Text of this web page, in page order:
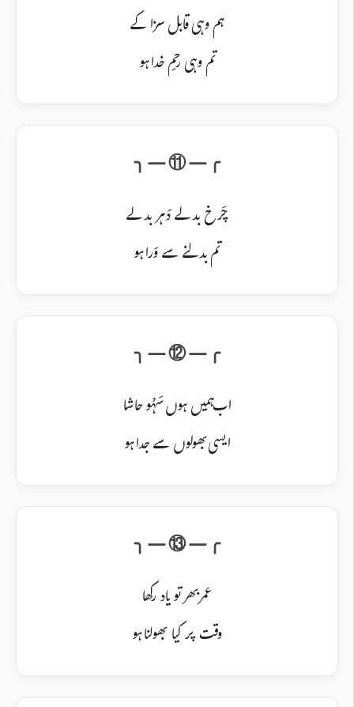
ہم وہی قابل سزا کے
تم وہی رحمِ خدا ہو
چَرخ بدلے دَہر بدلے
تم بدلنے سے وَرا ہو
اب ہمیں ہوں سَہْو حاشا
ایسی بھولوں سے جدا ہو
عمر بھر تو یاد رکھا
وقت پر کیا بھولنا ہو